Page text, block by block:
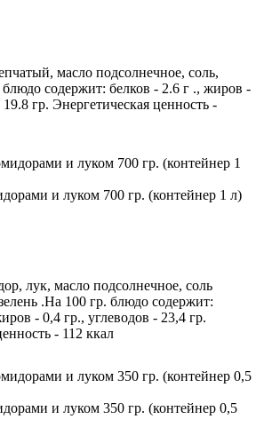
масло подсолнечное, соль,
содержит: белков - 2.6 г ., жиров -
19.8 гр. Энергетическая ценность -
и луком 700 гр. (контейнер 1 л)
лук, масло подсолнечное, соль
.На 100 гр. блюдо содержит:
- 0,4 гр., углеводов - 23,4 гр.
- 112 ккал
и луком 350 гр. (контейнер 0,5